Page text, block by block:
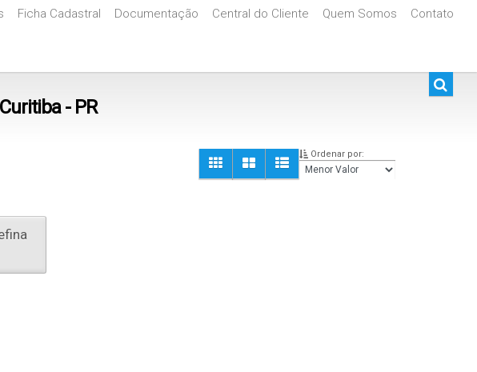
Contato
Quem Somos
Central do Cliente
Documentação
Ficha Cadastral
- PR
Ordenar por: